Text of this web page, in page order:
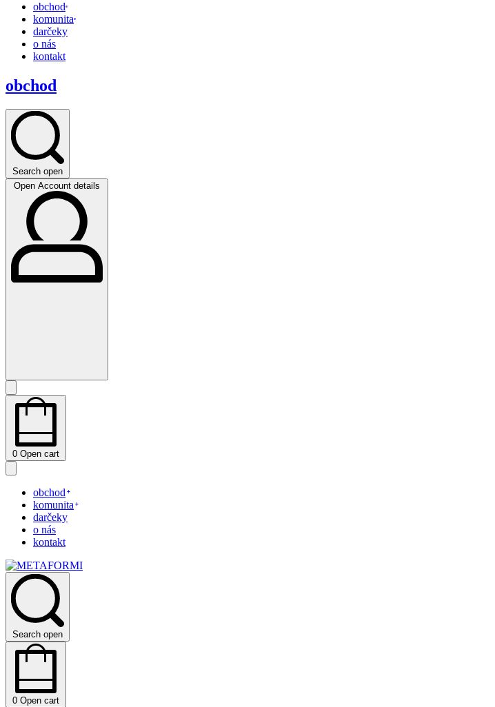
obchod
komunita
darčeky
o nás
kontakt
obchod
Search open
Open Account details
0 Open cart
obchod
komunita
darčeky
o nás
kontakt
Search open
0 Open cart